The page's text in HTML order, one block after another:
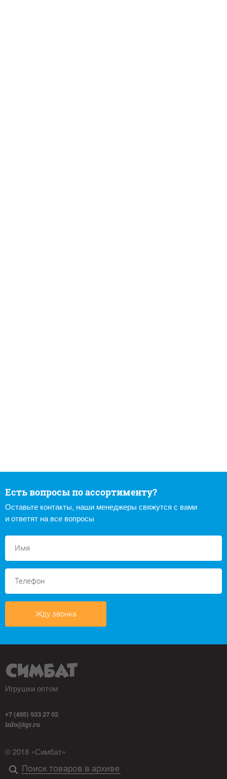
Есть вопросы по ассортименту?
Оставьте контакты, наши менеджеры свяжутся с вами
и ответят на все вопросы
Жду звонка
Игрушки оптом
+7 (495) 933 27 02
info@igr.ru
© 2018 «Симбат»